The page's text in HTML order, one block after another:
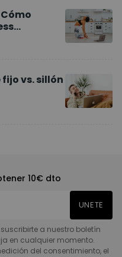
vs. sillón
10€ dto
UNETE
a nuestro boletín
en cualquier momento.
del consentimiento, el